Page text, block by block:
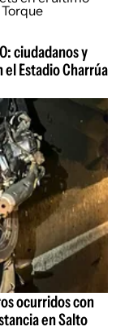
ciudadanos y
Estadio Charrúa
ocurridos con
en Salto